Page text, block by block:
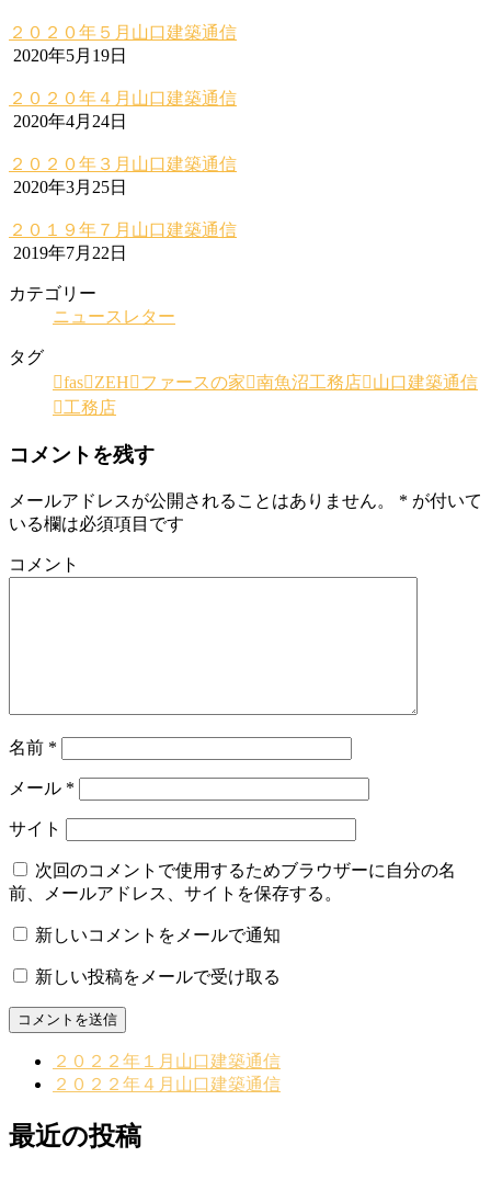
２０２０年５月山口建築通信
2020年5月19日
２０２０年４月山口建築通信
2020年4月24日
２０２０年３月山口建築通信
2020年3月25日
２０１９年７月山口建築通信
2019年7月22日
カテゴリー
ニュースレター
タグ
fas
ZEH ファースの家 南魚沼工務店
山口建築通信
工務店
コメントを残す
メールアドレスが公開されることはありません。 * が付いて
いる欄は必須項目です
コメント
名前 *
メール *
サイト
次回のコメントで使用するためブラウザーに自分の名
前、メールアドレス、サイトを保存する。
新しいコメントをメールで通知
新しい投稿をメールで受け取る
２０２２年１月山口建築通信
２０２２年４月山口建築通信
最近の投稿